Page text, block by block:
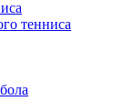
тенниса